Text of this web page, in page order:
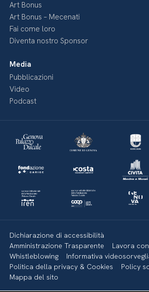
Art Bonus
Art Bonus – Mecenati
Fai come loro
Diventa nostro Sponsor
Media
Pubblicazioni
Video
Podcast
Dichiarazione di accessibilità
Amministrazione Trasparente
Lavora
Whistleblowing
Informativa
Politica della privacy & Cookies
Policy
Mappa del sito